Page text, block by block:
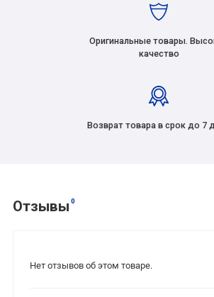
Оригинальные товары.
качество
Возврат товара в срок до 7
Отзывы 0
Нет отзывов об этом товаре.